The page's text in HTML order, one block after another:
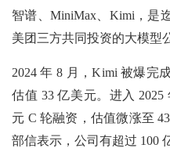
智谱、MiniMax、Kimi，是
美团三方共同投资的大模型
2024 年 8 月，Kimi 被爆完
估值 33 亿美元。进入
元 C 轮融资，估值微涨至
部信表示，公司有超过 100